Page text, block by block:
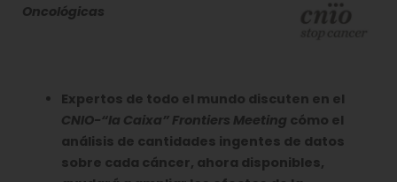
Oncológicas
Expertos de todo el mundo discuten en el
CNIO-“la Caixa” Frontiers Meeting cómo el
análisis de cantidades ingentes de datos
sobre cada cáncer, ahora disponibles,